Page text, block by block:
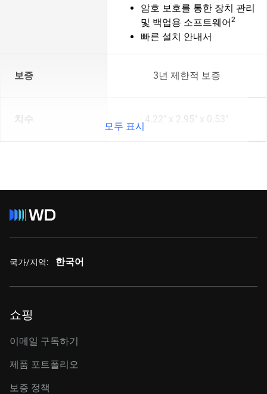
암호 보호를 통한 장치 관리
및 백업용 소프트웨어2
빠른 설치 안내서
보증 3년 제한적 보증
치수 4.22" x 2.95" x 0.53"
모두 표시
국가/지역: 한국어
쇼핑
이메일 구독하기
제품 포트폴리오
보증 정책